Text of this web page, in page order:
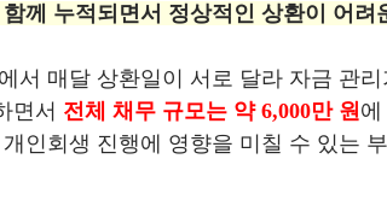
께 누적되면서 정상적인 상환이 어려
서 매달 상환일이 서로 달라 자금 관
면서 전체 채무 규모는 약 6,000만 원
인회생 진행에 영향을 미칠 수 있는